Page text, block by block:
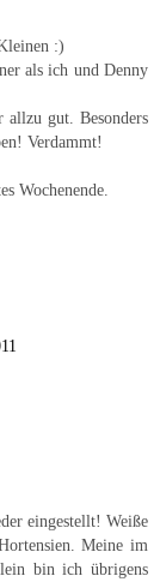
:)
als ich und Denny
allzu gut. Besonders
Verdammt!
Wochenende.
eingestellt! Weiße
Meine im
bin ich übrigens